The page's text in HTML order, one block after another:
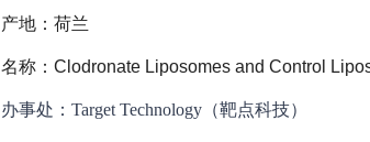
产地：荷兰
名称：Clodronate Liposomes and Control
办事处：Target Technology（靶点科技）